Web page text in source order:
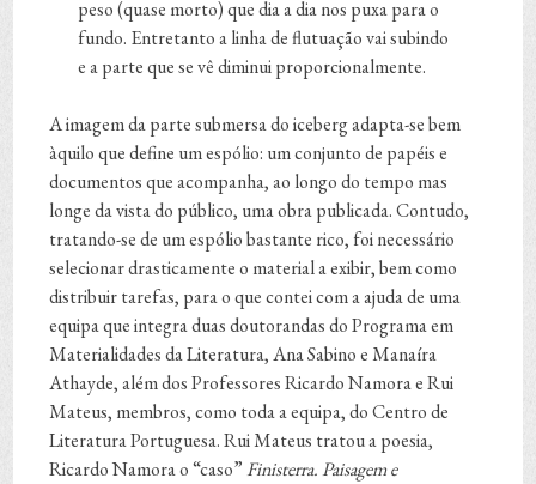
peso (quase morto) que dia a dia nos puxa para o
fundo. Entretanto a linha de flutuação vai subindo
e a parte que se vê diminui proporcionalmente.
A imagem da parte submersa do iceberg adapta-se bem
àquilo que define um espólio: um conjunto de papéis e
documentos que acompanha, ao longo do tempo mas
longe da vista do público, uma obra publicada. Contudo,
tratando-se de um espólio bastante rico, foi necessário
selecionar drasticamente o material a exibir, bem como
distribuir tarefas, para o que contei com a ajuda de uma
equipa que integra duas doutorandas do Programa em
Materialidades da Literatura, Ana Sabino e Manaíra
Athayde, além dos Professores Ricardo Namora e Rui
Mateus, membros, como toda a equipa, do Centro de
Literatura Portuguesa. Rui Mateus tratou a poesia,
Ricardo Namora o “caso” Finisterra. Paisagem e